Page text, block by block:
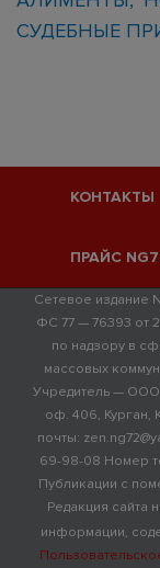
СУДЕБНЫЕ
КОНТАКТЫ
ПРАЙС
Сетевое издание
ФС 77 — 76393 от
по надзору в
массовых
Учредитель —
оф. 406, Курган,
почты:
69-98-08 Номер
Публикации с
Редакция сайта
информации,